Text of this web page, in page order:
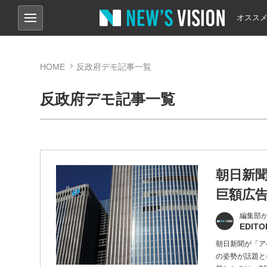
オスス
HOME 反政府デモ記事一覧
反政府デモ記事一覧
朝日新
巨額広
編集部
朝日新聞が「
の姿勢が話題